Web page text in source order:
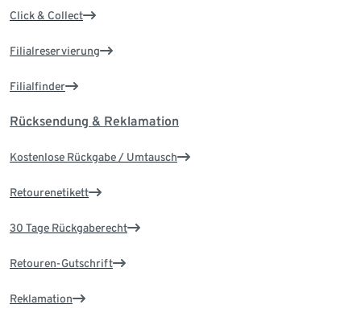
Click & Collect
Filialreservierung
Filialfinder
Rücksendung & Reklamation
Kostenlose Rückgabe / Umtausch
Retourenetikett
30 Tage Rückgaberecht
Retouren-Gutschrift
Reklamation